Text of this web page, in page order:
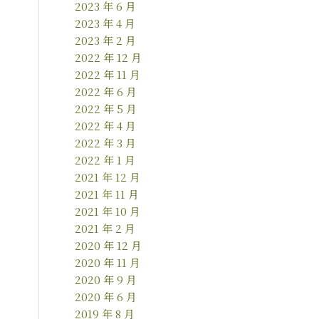
2023 年 6 月
2023 年 4 月
2023 年 2 月
2022 年 12 月
2022 年 11 月
2022 年 6 月
2022 年 5 月
2022 年 4 月
2022 年 3 月
2022 年 1 月
2021 年 12 月
2021 年 11 月
2021 年 10 月
2021 年 2 月
2020 年 12 月
2020 年 11 月
2020 年 9 月
2020 年 6 月
2019 年 8 月